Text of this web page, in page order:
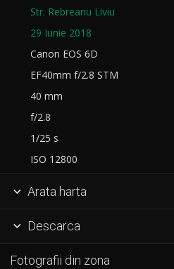
Str. Rebreanu Liviu
29 Iunie 2018
Canon EOS 6D
EF40mm f/2.8 STM
40 mm
f/2.8
1/25 s
ISO 12800
 Arata harta
 Descarca
Fotografii din zona